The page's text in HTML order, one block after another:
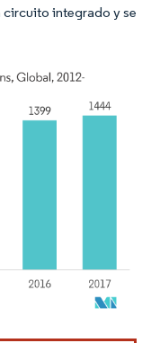
integrado y se